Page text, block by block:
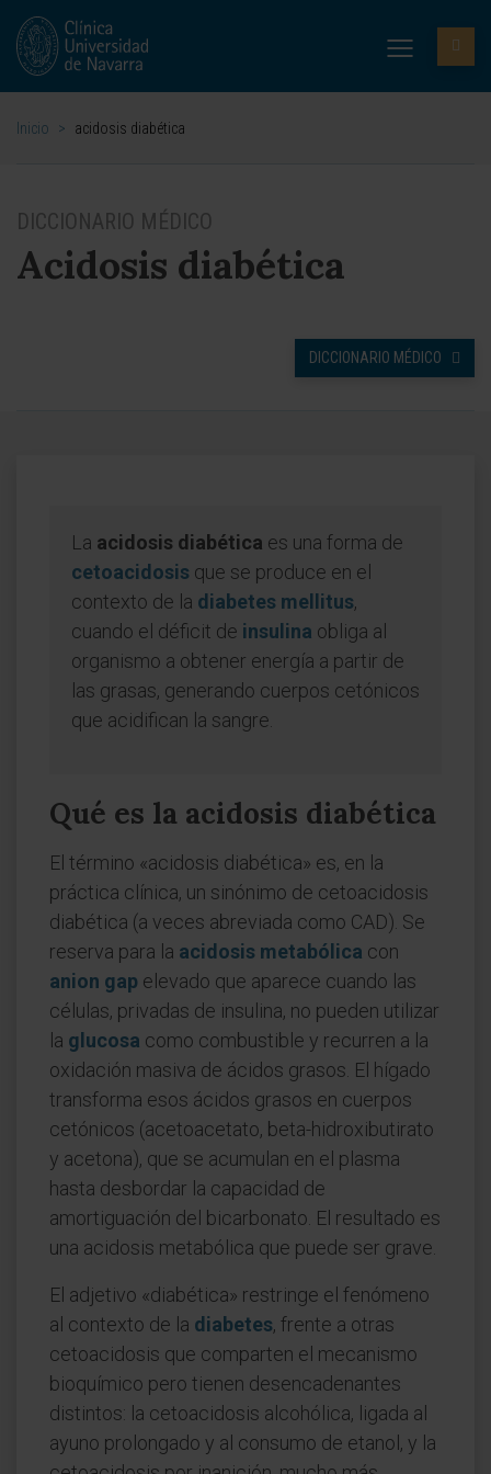
Inicio > acidosis diabética
DICCIONARIO MÉDICO
Acidosis diabética
DICCIONARIO MÉDICO
La acidosis diabética es una forma de
cetoacidosis que se produce en el
contexto de la diabetes mellitus,
cuando el déficit de insulina obliga al
organismo a obtener energía a partir de
las grasas, generando cuerpos cetónicos
que acidifican la sangre.
Qué es la acidosis diabética
El término «acidosis diabética» es, en la
práctica clínica, un sinónimo de cetoacidosis
diabética (a veces abreviada como CAD). Se
reserva para la acidosis metabólica con
anion gap elevado que aparece cuando las
células, privadas de insulina, no pueden utilizar
la glucosa como combustible y recurren a la
oxidación masiva de ácidos grasos. El hígado
transforma esos ácidos grasos en cuerpos
cetónicos (acetoacetato, beta-hidroxibutirato
y acetona), que se acumulan en el plasma
hasta desbordar la capacidad de
amortiguación del bicarbonato. El resultado es
una acidosis metabólica que puede ser grave.
El adjetivo «diabética» restringe el fenómeno
al contexto de la diabetes, frente a otras
cetoacidosis que comparten el mecanismo
bioquímico pero tienen desencadenantes
distintos: la cetoacidosis alcohólica, ligada al
ayuno prolongado y al consumo de etanol, y la